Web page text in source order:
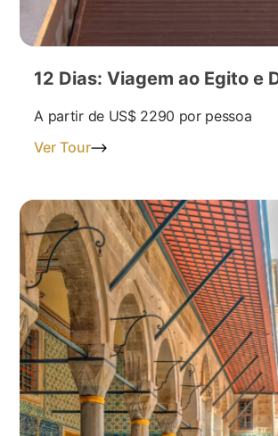
12 Dias: Viagem ao Egito e
A partir de US$ 2290 por pessoa
Ver Tour